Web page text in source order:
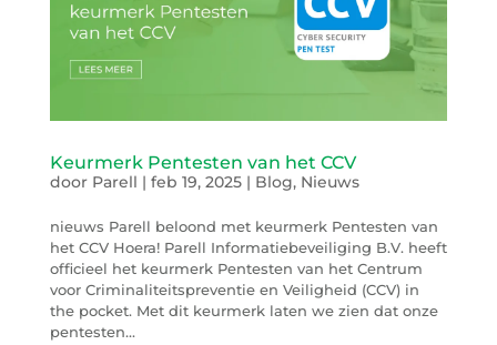
Keurmerk Pentesten van het CCV
door Parell | feb 19, 2025| Blog, Nieuws
nieuws Parell beloond met keurmerk Pentesten van
het CCV Hoera! Parell Informatiebeveiliging B.V. heeft
officieel het keurmerk Pentesten van het Centrum
voor Criminaliteitspreventie en Veiligheid (CCV) in
the pocket. Met dit keurmerk laten we zien dat onze
pentesten...